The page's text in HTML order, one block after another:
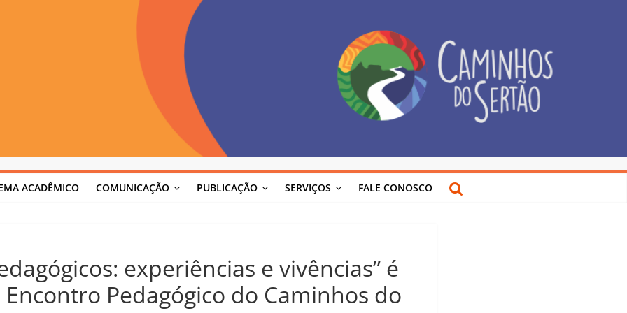
ACADÊMICO COMUNICAÇÃO PUBLICAÇÃO SERVIÇOS FALE CONOSCO
experiências e vivências” é
Encontro Pedagógico do Caminhos do